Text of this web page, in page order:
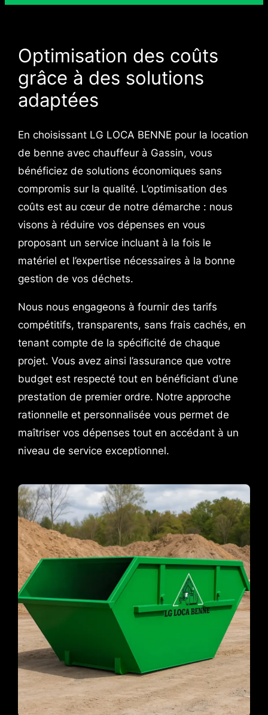
Optimisation des coûts
grâce à des solutions
adaptées
En choisissant LG LOCA BENNE pour la location
de benne avec chauffeur à Gassin, vous
bénéficiez de solutions économiques sans
compromis sur la qualité. L’optimisation des
coûts est au cœur de notre démarche : nous
visons à réduire vos dépenses en vous
proposant un service incluant à la fois le
matériel et l’expertise nécessaires à la bonne
gestion de vos déchets.
Nous nous engageons à fournir des tarifs
compétitifs, transparents, sans frais cachés, en
tenant compte de la spécificité de chaque
projet. Vous avez ainsi l’assurance que votre
budget est respecté tout en bénéficiant d’une
prestation de premier ordre. Notre approche
rationnelle et personnalisée vous permet de
maîtriser vos dépenses tout en accédant à un
niveau de service exceptionnel.